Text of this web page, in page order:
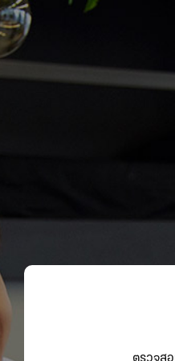
ตรวจส